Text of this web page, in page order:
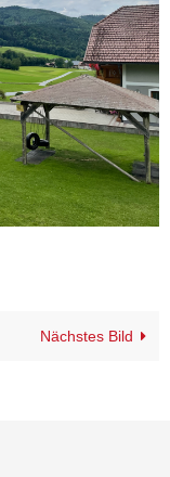
Nächstes Bild